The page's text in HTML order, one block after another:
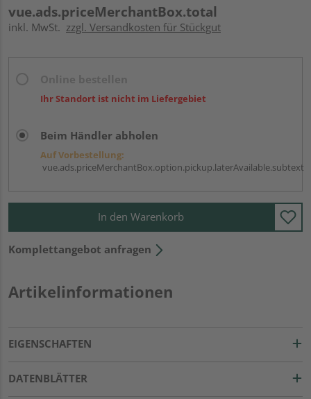
vue.ads.priceMerchantBox.total
inkl. MwSt. zzgl. Versandkosten für Stückgut
Ihr Standort ist nicht im Liefergebiet
Beim Händler abholen
Auf Vorbestellung:
vue.ads.priceMerchantBox.option.pickup.laterAvailable.subtext
In den Warenkorb
Komplettangebot anfragen
Artikelinformationen
EIGENSCHAFTEN
DATENBLÄTTER